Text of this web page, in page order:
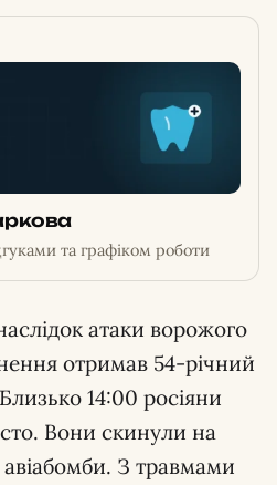
та графіком роботи
атаки ворожого
отримав 54-річний
14:00 росіяни
Вони скинули на
З травмами